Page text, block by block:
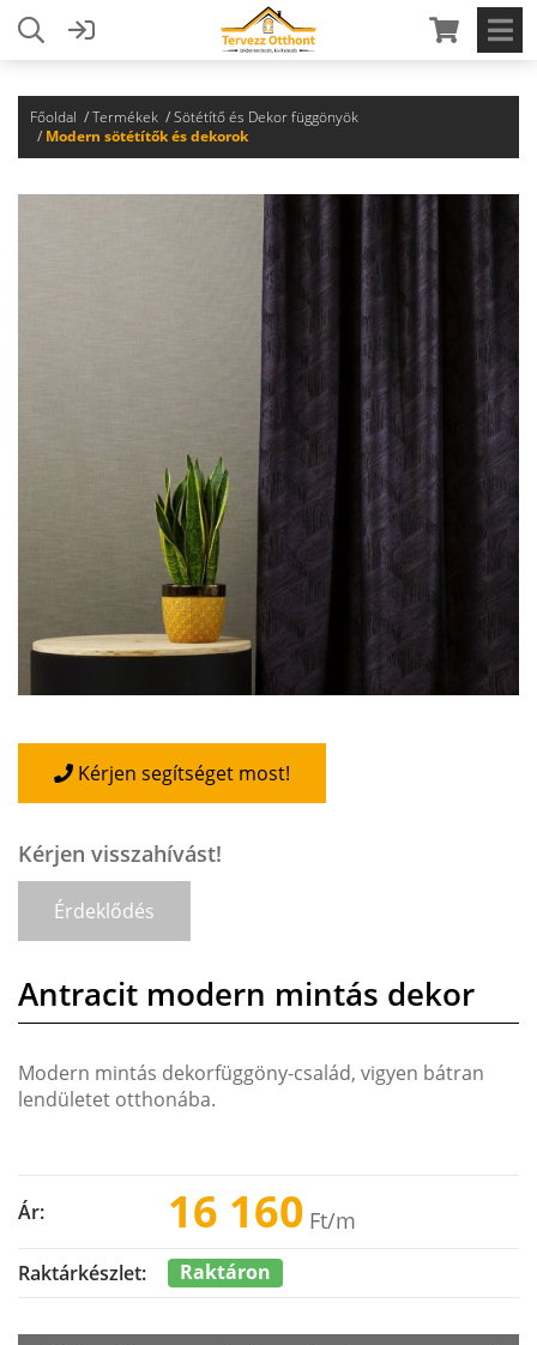
Főoldal Termékek
Sötétítő és Dekor függönyök
Modern sötétítők és dekorok
Kérjen segítséget most!
Kérjen visszahívást!
Érdeklődés
Antracit modern mintás dekor
Modern mintás dekorfüggöny-család, vigyen bátran
lendületet otthonába.
Ár: 16 160 Ft/m
Raktárkészlet: Raktáron